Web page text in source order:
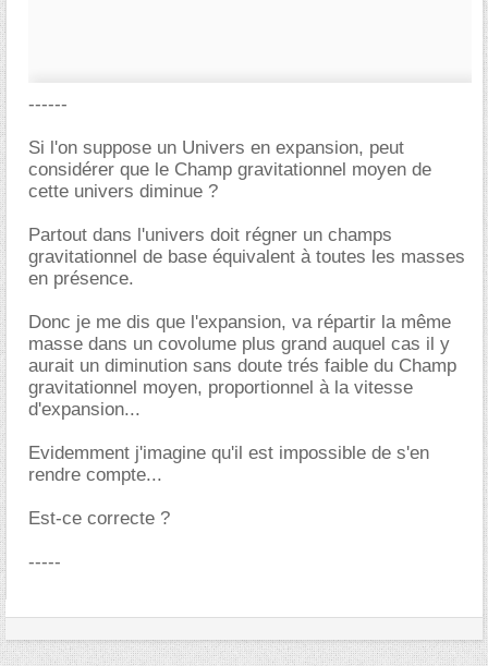
------
Si l'on suppose un Univers en expansion, peut
considérer que le Champ gravitationnel moyen de
cette univers diminue ?
Partout dans l'univers doit régner un champs
gravitationnel de base équivalent à toutes les masses
en présence.
Donc je me dis que l'expansion, va répartir la même
masse dans un covolume plus grand auquel cas il y
aurait un diminution sans doute trés faible du Champ
gravitationnel moyen, proportionnel à la vitesse
d'expansion...
Evidemment j'imagine qu'il est impossible de s'en
rendre compte...
Est-ce correcte ?
-----